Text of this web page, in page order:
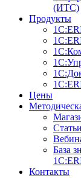
(ИТС)
Продукты
Цены
База
Контакты